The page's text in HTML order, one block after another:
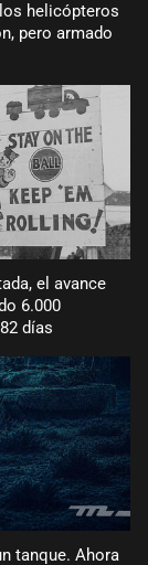
helicópteros
pero armado
el avance
6.000
días
tanque. Ahora